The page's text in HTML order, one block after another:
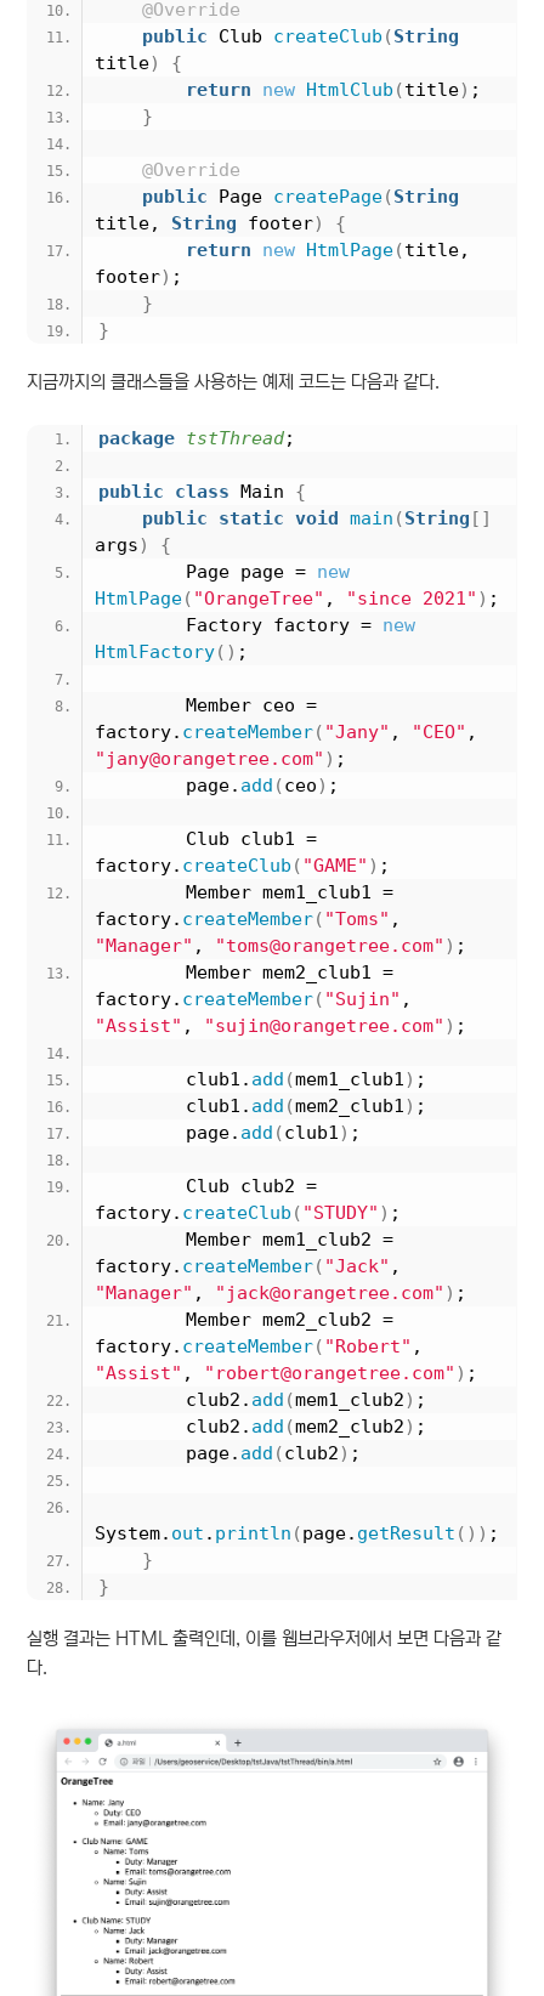
@Override
public Club createClub (String
title)
{
return
new HtmlClub (title) ;
}
@Override
public Page createPage(String
title, String footer)
{
return
new HtmlPage(title,
footer) ;
}
}
지금까지의 클래스들을 사용하는 예제 코드는 다음과 같다.
package tstThread;
public class Main {
public
static void main (String []
args)
{
        Page page =
new
HtmlPage( "OrangeTree" , "since 2021" ) ;
        Factory factory =
new
HtmlFactory() ;
        Member ceo =
factory. createMember( "Jany" , "CEO"
"jany@orangetree.com" ) ;
        page.
add (ceo) ;
        Club club1 =
factory. createClub ( "GAME" ) ;
        Member mem1_club1 =
factory. createMember( "Toms"
"Manager" , "toms@orangetree.com" ) ;
        Member mem2_club1 =
factory. createMember( "Sujin"
"Assist" , "sujin@orangetree.com" ) ;
        club1.
add (mem1_club1 ) ;
        club1.
add (mem2_club1 ) ;
        page.
add (club1 ) ;
        Club club2 =
factory. createClub ( "STUDY" ) ;
        Member mem1_club2 =
factory. createMember( "Jack"
"Manager" , "jack@orangetree.com" ) ;
        Member mem2_club2 =
factory. createMember( "Robert"
"Assist" , "robert@orangetree.com" ) ;
        club2.
add (mem1_club2) ;
        club2.
add (mem2_club2) ;
        page.
add (club2) ;
System. out . println (page. getResult ()) ;
}
}
실행 결과는 HTML 출력인데, 이를 웹브라우저에서 보면 다음과 같
다.